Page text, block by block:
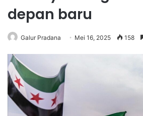
depan baru
Galur Pradana Mei 16, 2025 158